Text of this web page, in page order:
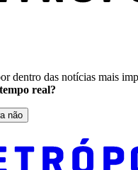
dentro das notícias mais
real?
não